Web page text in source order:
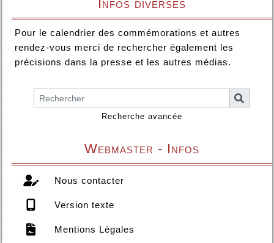
Infos diverses
Pour le calendrier des commémorations et autres
rendez-vous merci de rechercher également les
précisions dans la presse et les autres médias.
Recherche avancée
Webmaster - Infos
Nous contacter
Version texte
Mentions Légales